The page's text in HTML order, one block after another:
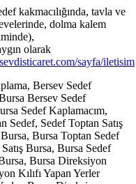
kakmacılığında, tavla ve
dolma kalem
olarak
sayfa/iletisim
Bersev Sedef
Bersev Sedef
Sedef Kaplamacım,
Sedef, Sedef Toptan Satış
Bursa, Bursa Toptan Sedef
Bursa, Bursa Sedef
Bursa Direksiyon
Kılıfı Yapan Yerler